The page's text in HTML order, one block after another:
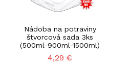
Nádoba na potraviny
štvorcová sada 3ks
(500ml-900ml-1500ml)
4,29 €